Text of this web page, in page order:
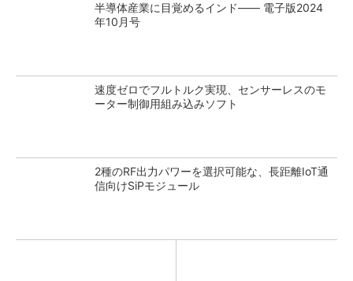
半導体産業に目覚めるインド―― 電子版2024
年10月号
速度ゼロでフルトルク実現、センサーレスのモ
ーター制御用組み込みソフト
2種のRF出力パワーを選択可能な、長距離IoT通
信向けSiPモジュール